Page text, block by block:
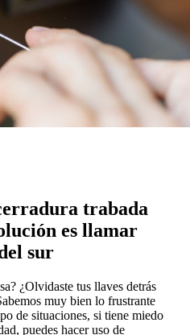
trabada
es llamar
sur
¿Olvidaste tus llaves detrás
muy bien lo frustrante
de situaciones, si tiene miedo
puedes hacer uso de